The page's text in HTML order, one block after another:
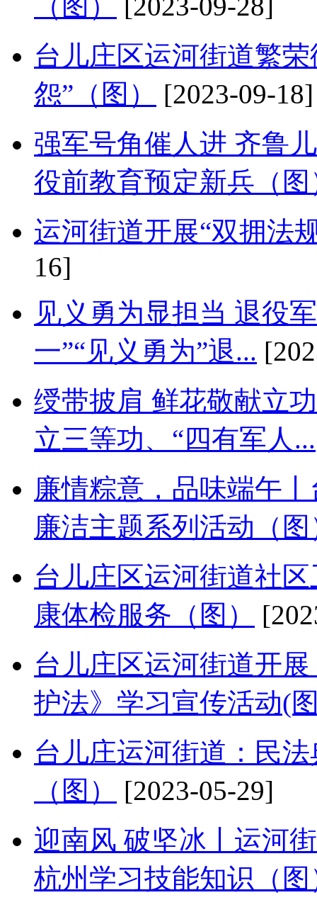
台儿庄区运河街道繁
怨”（图）
[2023-09-18]
强军号角催人进 齐鲁
役前教育预定新兵（图
运河街道开展“双拥法
16]
见义勇为显担当 退役
一”“见义勇为”退...
绶带披肩 鲜花敬献立
立三等功、“四有军人...
廉情粽意，品味端午
廉洁主题系列活动（图
台儿庄区运河街道社
康体检服务（图）
台儿庄区运河街道开
护法》学习宣传活动(
台儿庄运河街道：民
（图）
[2023-05-29]
迎南风 破坚冰丨运河
杭州学习技能知识（图